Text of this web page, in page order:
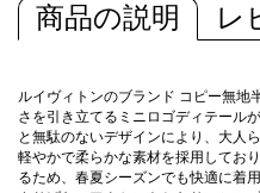
商品の説明 レ
ルイヴィトンのブランド コピー無地
さを引き立てるミニロゴディテール
と無駄のないデザインにより、大人
軽やかで柔らかな素材を採用してお
るため、春夏シーズンでも快適に着